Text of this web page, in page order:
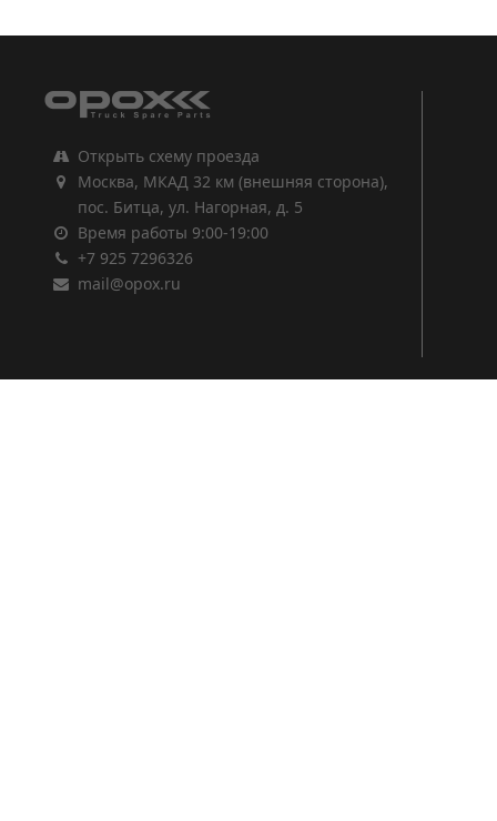
Открыть схему проезда
Москва, МКАД 32 км (внешняя сторона),
пос. Битца, ул. Нагорная, д. 5
Время работы 9:00-19:00
+7 925 7296326
mail@opox.ru